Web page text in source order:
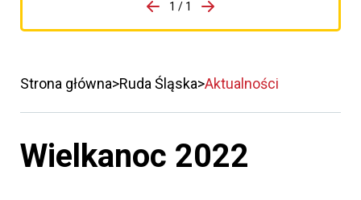
1 / 1
Przejdź do następnego
Strona główna Ruda Śląska Aktualności
Wielkanoc 2022